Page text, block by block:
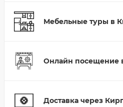
Мебельные туры в
Онлайн посещение
Доставка через